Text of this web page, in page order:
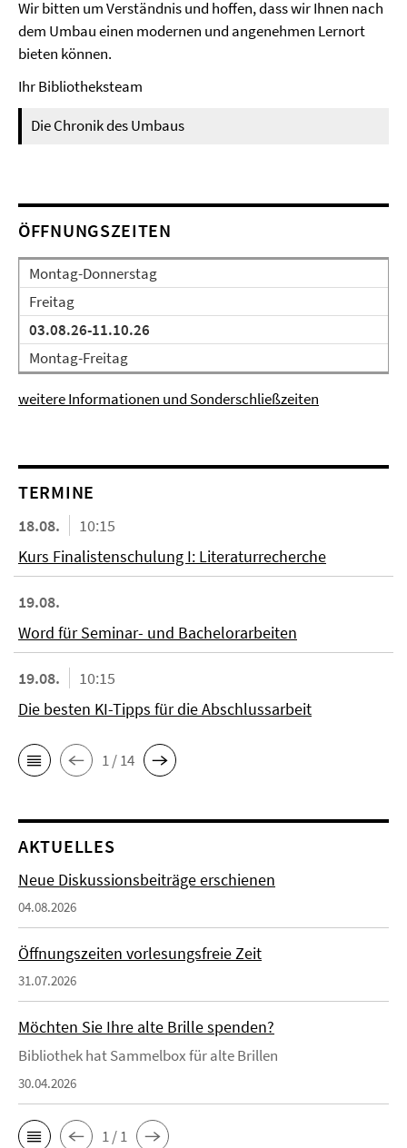
Wir bitten um Verständnis und hoffen, dass wir Ihnen nach
dem Umbau einen modernen und angenehmen Lernort
bieten können.
Ihr Bibliotheksteam
Die Chronik des Umbaus
ÖFFNUNGSZEITEN
Montag-Donnerstag
Freitag
03.08.26-11.10.26
Montag-Freitag
weitere Informationen und Sonderschließzeiten
TERMINE
18.08.
10:15
Kurs Finalistenschulung I: Literaturrecherche
19.08.
Word für Seminar- und Bachelorarbeiten
19.08.
10:15
Die besten KI-Tipps für die Abschlussarbeit
1 / 14
AKTUELLES
Neue Diskussionsbeiträge erschienen
04.08.2026
Öffnungszeiten vorlesungsfreie Zeit
31.07.2026
Möchten Sie Ihre alte Brille spenden?
Bibliothek hat Sammelbox für alte Brillen
30.04.2026
1 / 1